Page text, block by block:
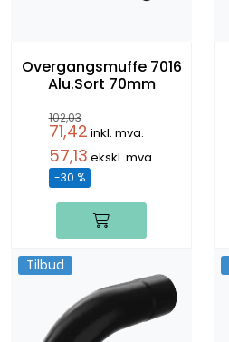
Overgangsmuffe 7016
Alu.Sort 70mm
102,03
71,42 inkl. mva.
57,13 ekskl. mva.
-30 %
Tilbud